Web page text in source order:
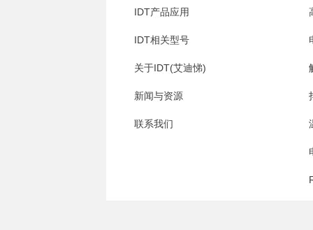
IDT产品应用
IDT相关型号
关于IDT(艾迪悌)
新闻与资源
联系我们